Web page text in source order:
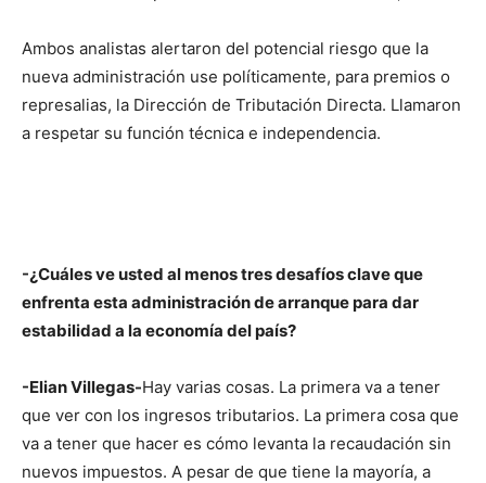
Ambos analistas alertaron del potencial riesgo que la
nueva administración use políticamente, para premios o
represalias, la Dirección de Tributación Directa. Llamaron
a respetar su función técnica e independencia.
-¿Cuáles ve usted al menos tres desafí­os clave que
enfrenta esta administración de arranque para dar
estabilidad a la economí­a del paí­s?
-Elian Villegas-Hay varias cosas. La primera va a tener
que ver con los ingresos tributarios. La primera cosa que
va a tener que hacer es cómo levanta la recaudación sin
nuevos impuestos. A pesar de que tiene la mayorí­a, a